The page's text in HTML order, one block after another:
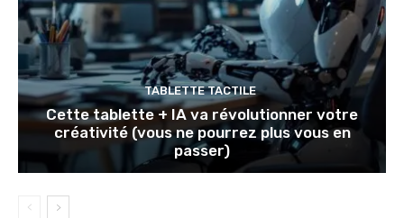
TABLETTE TACTILE
Cette tablette + IA va révolutionner votre
créativité (vous ne pourrez plus vous en
passer)